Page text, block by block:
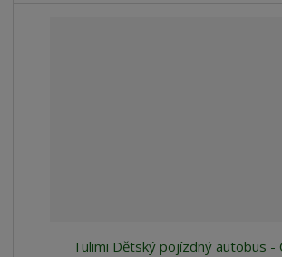
Tulimi Dětský pojízdný autobus -